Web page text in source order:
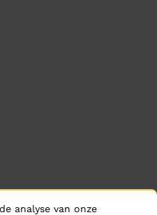
analyse van onze